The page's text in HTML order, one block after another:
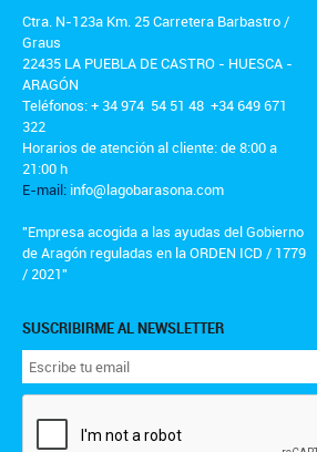
Ctra. N-123a Km. 25 Carretera Barbastro /
Graus
22435 LA PUEBLA DE CASTRO - HUESCA -
ARAGÓN
Teléfonos: + 34 974 54 51 48 +34 649 671
322
Horarios de atención al cliente: de 8:00 a
21:00 h
E-mail: info@lagobarasona.com
"Empresa acogida a las ayudas del Gobierno
de Aragón reguladas en la ORDEN ICD / 1779
/ 2021"
SUSCRIBIRME AL NEWSLETTER